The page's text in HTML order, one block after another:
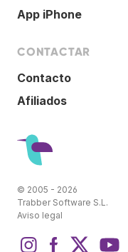
App iPhone
CONTACTAR
Contacto
Afiliados
© 2005 - 2026
Trabber Software S.L.
Aviso legal